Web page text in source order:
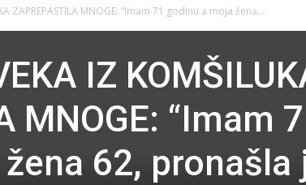
ZAPREPASTILA MNOGE: “Imam 71 godinu a moja žena...
IZ
MNOGE: “Imam
62, pronašla